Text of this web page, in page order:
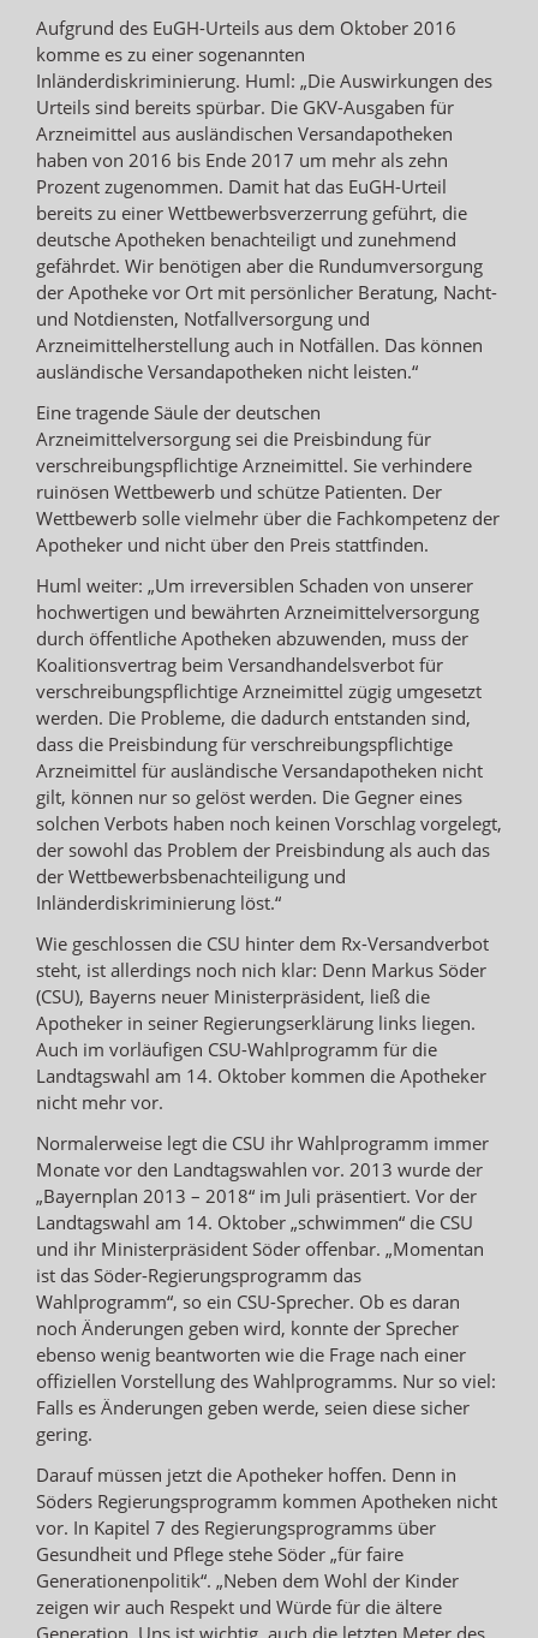
Aufgrund des EuGH-Urteils aus dem Oktober 2016
komme es zu einer sogenannten
Inländerdiskriminierung. Huml: „Die Auswirkungen des
Urteils sind bereits spürbar. Die GKV-Ausgaben für
Arzneimittel aus ausländischen Versandapotheken
haben von 2016 bis Ende 2017 um mehr als zehn
Prozent zugenommen. Damit hat das EuGH-Urteil
bereits zu einer Wettbewerbsverzerrung geführt, die
deutsche Apotheken benachteiligt und zunehmend
gefährdet. Wir benötigen aber die Rundumversorgung
der Apotheke vor Ort mit persönlicher Beratung, Nacht-
und Notdiensten, Notfallversorgung und
Arzneimittelherstellung auch in Notfällen. Das können
ausländische Versandapotheken nicht leisten.“
Eine tragende Säule der deutschen
Arzneimittelversorgung sei die Preisbindung für
verschreibungspflichtige Arzneimittel. Sie verhindere
ruinösen Wettbewerb und schütze Patienten. Der
Wettbewerb solle vielmehr über die Fachkompetenz der
Apotheker und nicht über den Preis stattfinden.
Huml weiter: „Um irreversiblen Schaden von unserer
hochwertigen und bewährten Arzneimittelversorgung
durch öffentliche Apotheken abzuwenden, muss der
Koalitionsvertrag beim Versandhandelsverbot für
verschreibungspflichtige Arzneimittel zügig umgesetzt
werden. Die Probleme, die dadurch entstanden sind,
dass die Preisbindung für verschreibungspflichtige
Arzneimittel für ausländische Versandapotheken nicht
gilt, können nur so gelöst werden. Die Gegner eines
solchen Verbots haben noch keinen Vorschlag vorgelegt,
der sowohl das Problem der Preisbindung als auch das
der Wettbewerbsbenachteiligung und
Inländerdiskriminierung löst.“
Wie geschlossen die CSU hinter dem Rx-Versandverbot
steht, ist allerdings noch nich klar: Denn Markus Söder
(CSU), Bayerns neuer Ministerpräsident, ließ die
Apotheker in seiner Regierungserklärung links liegen.
Auch im vorläufigen CSU-Wahlprogramm für die
Landtagswahl am 14. Oktober kommen die Apotheker
nicht mehr vor.
Normalerweise legt die CSU ihr Wahlprogramm immer
Monate vor den Landtagswahlen vor. 2013 wurde der
„Bayernplan 2013 – 2018“ im Juli präsentiert. Vor der
Landtagswahl am 14. Oktober „schwimmen“ die CSU
und ihr Ministerpräsident Söder offenbar. „Momentan
ist das Söder-Regierungsprogramm das
Wahlprogramm“, so ein CSU-Sprecher. Ob es daran
noch Änderungen geben wird, konnte der Sprecher
ebenso wenig beantworten wie die Frage nach einer
offiziellen Vorstellung des Wahlprogramms. Nur so viel:
Falls es Änderungen geben werde, seien diese sicher
gering.
Darauf müssen jetzt die Apotheker hoffen. Denn in
Söders Regierungsprogramm kommen Apotheken nicht
vor. In Kapitel 7 des Regierungsprogramms über
Gesundheit und Pflege stehe Söder „für faire
Generationenpolitik“. „Neben dem Wohl der Kinder
zeigen wir auch Respekt und Würde für die ältere
Generation. Uns ist wichtig, auch die letzten Meter des